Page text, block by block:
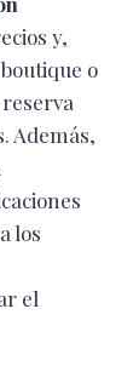
y,
o
Además,
los
el